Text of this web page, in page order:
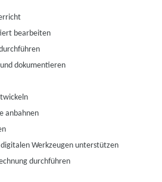
bearbeiten
dokumentieren
anbahnen
Werkzeugen unterstützen
durchführen